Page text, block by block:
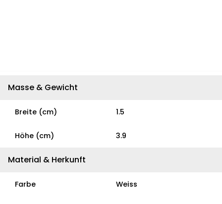
Masse & Gewicht
Breite (cm) 1.5
Höhe (cm) 3.9
Material & Herkunft
Farbe Weiss